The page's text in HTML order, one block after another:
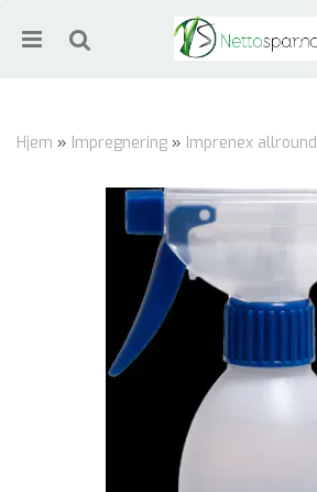
Hjem » Impregnering » Imprenex allround